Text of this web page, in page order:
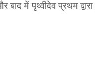
में पृथ्वीदेव प्रथम